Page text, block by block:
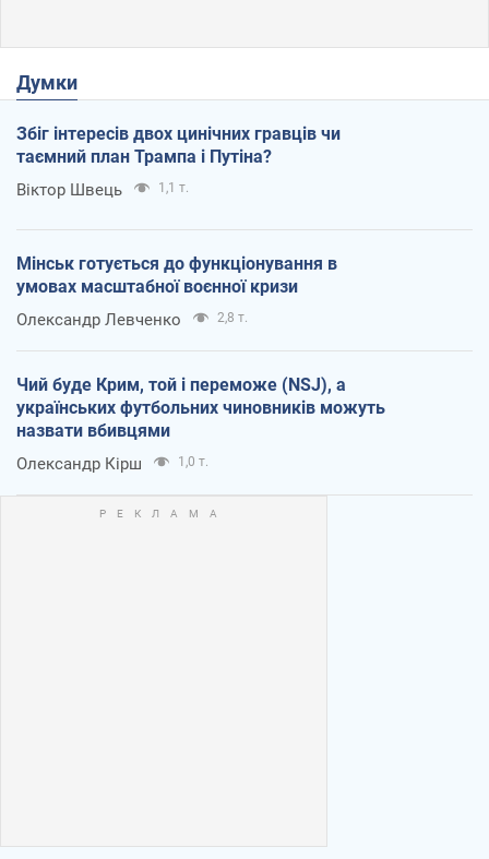
Думки
Збіг інтересів двох цинічних гравців чи
таємний план Трампа і Путіна?
Віктор Швець 1,1 т.
Мінськ готується до функціонування в
умовах масштабної воєнної кризи
Олександр Левченко 2,8 т.
Чий буде Крим, той і переможе (NSJ), а
українських футбольних чиновників можуть
назвати вбивцями
Олександр Кірш 1,0 т.